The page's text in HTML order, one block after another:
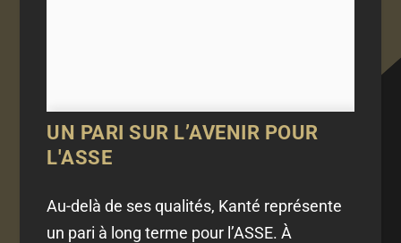
UN PARI SUR L’AVENIR POUR
L'ASSE
Au-delà de ses qualités, Kanté représente
un pari à long terme pour l’ASSE. À